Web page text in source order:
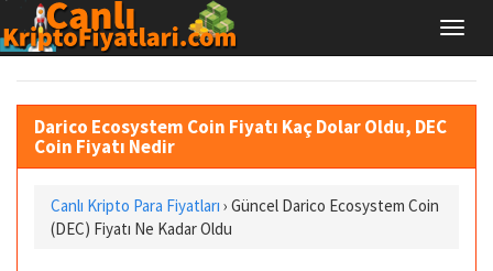
Darico Ecosystem Coin Fiyatı Kaç Dolar Oldu, DEC
Coin Fiyatı Nedir
Canlı Kripto Para Fiyatları › Güncel Darico Ecosystem Coin
(DEC) Fiyatı Ne Kadar Oldu